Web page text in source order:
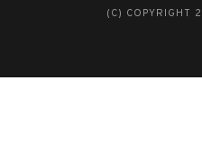
(C) COPYRIGHT